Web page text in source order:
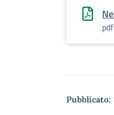
Pubblicato: